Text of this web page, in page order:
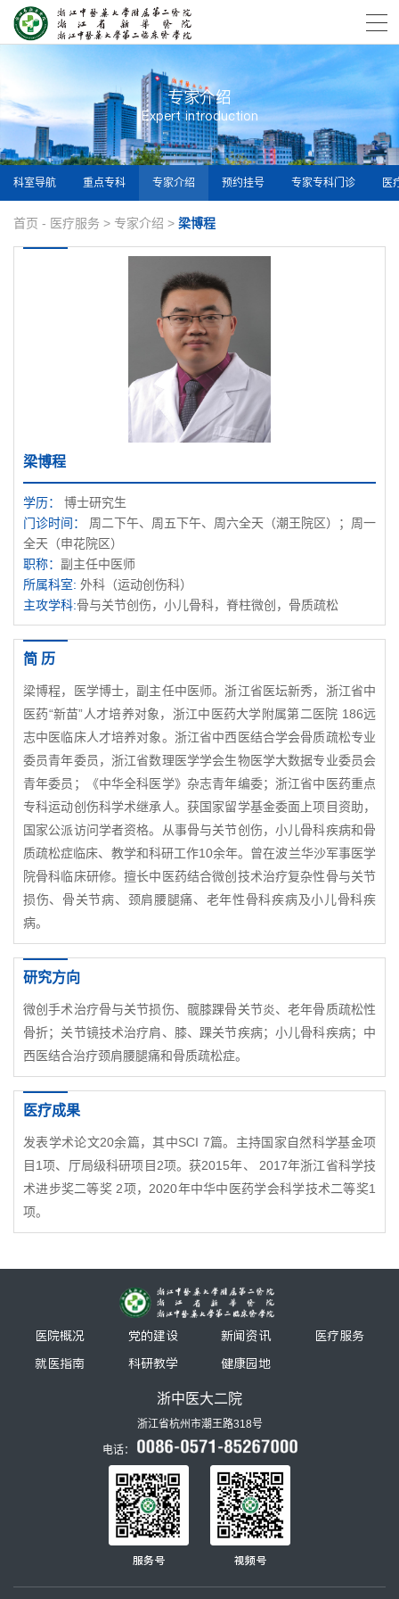
专家介绍
Expert introduction
科室导航 重点专科 专家介绍 预约挂号 专家专科门诊 医
首页 - 医疗服务 > 专家介绍 > 梁博程
梁博程
学历： 博士研究生
门诊时间： 周二下午、周五下午、周六全天（潮王院区）；周一
全天（申花院区）
职称： 副主任中医师
所属科室: 外科（运动创伤科）
主攻学科:骨与关节创伤，小儿骨科，脊柱微创，骨质疏松
简 历
梁博程，医学博士，副主任中医师。浙江省医坛新秀，浙江省中
医药“新苗”人才培养对象，浙江中医药大学附属第二医院 186远
志中医临床人才培养对象。浙江省中西医结合学会骨质疏松专业
委员青年委员，浙江省数理医学学会生物医学大数据专业委员会
青年委员；《中华全科医学》杂志青年编委；浙江省中医药重点
专科运动创伤科学术继承人。获国家留学基金委面上项目资助，
国家公派访问学者资格。从事骨与关节创伤，小儿骨科疾病和骨
质疏松症临床、教学和科研工作10余年。曾在波兰华沙军事医学
院骨科临床研修。擅长中医药结合微创技术治疗复杂性骨与关节
损伤、骨关节病、颈肩腰腿痛、老年性骨科疾病及小儿骨科疾
病。
研究方向
微创手术治疗骨与关节损伤、髋膝踝骨关节炎、老年骨质疏松性
骨折；关节镜技术治疗肩、膝、踝关节疾病；小儿骨科疾病；中
西医结合治疗颈肩腰腿痛和骨质疏松症。
医疗成果
发表学术论文20余篇，其中SCI 7篇。主持国家自然科学基金项
目1项、厅局级科研项目2项。获2015年、 2017年浙江省科学技
术进步奖二等奖 2项，2020年中华中医药学会科学技术二等奖1
项。
医院概况 党的建设 新闻资讯
医疗服务
就医指南
科研教学 健康园地
浙中医大二院
浙江省杭州市潮王路318号
电话：
服务号 视频号